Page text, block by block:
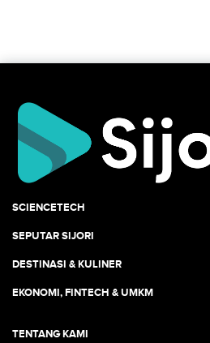
SCIENCETECH
SEPUTAR SIJORI
DESTINASI & KULINER
EKONOMI, FINTECH & UMKM
TENTANG KAMI